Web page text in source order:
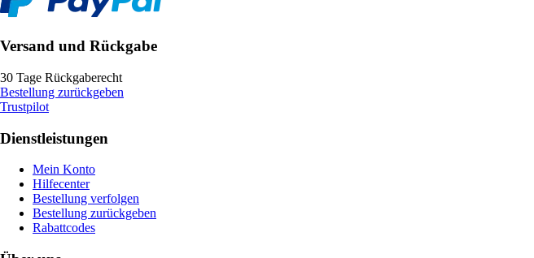
Versand und Rückgabe
30 Tage Rückgaberecht
Bestellung zurückgeben
Trustpilot
Dienstleistungen
Mein Konto
Hilfecenter
Bestellung verfolgen
Bestellung zurückgeben
Rabattcodes